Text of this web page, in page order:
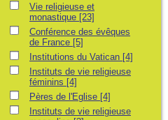
Vie religieuse et monastique
Vie religieuse et
monastique [23]
Conférence des évêques de France
Conférence des évêques
de France [5]
Institutions du Vatican
Institutions du Vatican [4]
Instituts de vie religieuse féminins
Instituts de vie religieuse
féminins [4]
Pères de l'Eglise
Pères de l'Eglise [4]
Instituts de vie religieuse masculins
Instituts de vie religieuse